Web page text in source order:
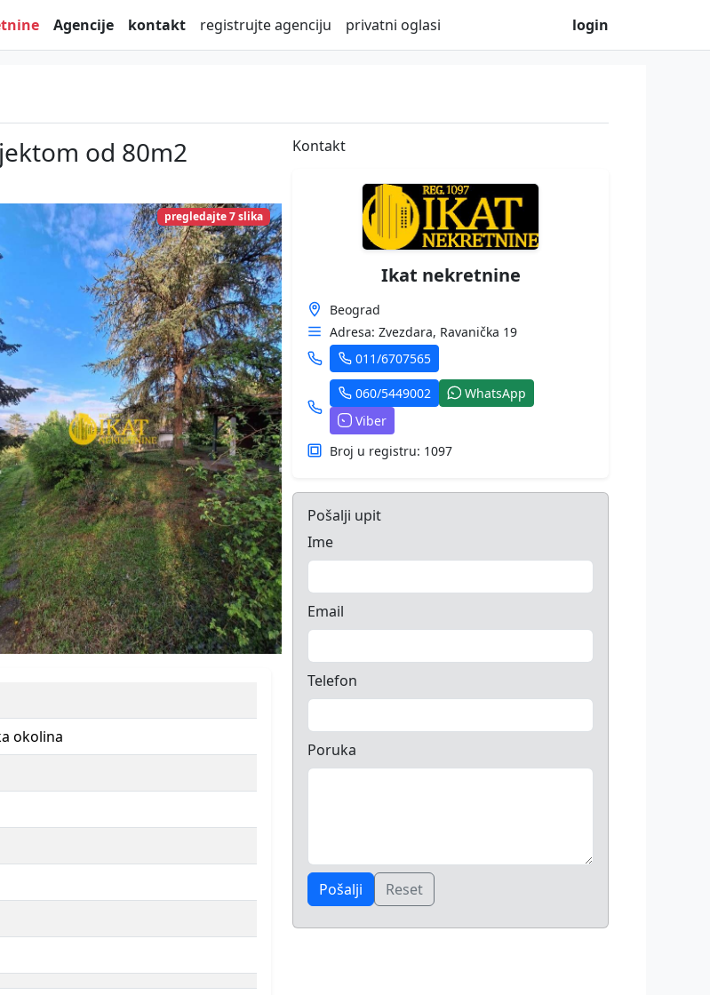
Agencije kontakt registrujte agenciju privatni oglasi login
od 80m2
pregledajte 7 slika
okolina
Kontakt
Ikat nekretnine
Beograd
Adresa: Zvezdara, Ravanička 19
011/6707565
060/5449002
WhatsApp
Viber
Broj u registru: 1097
Pošalji upit
Ime
Email
Telefon
Poruka
Pošalji Reset